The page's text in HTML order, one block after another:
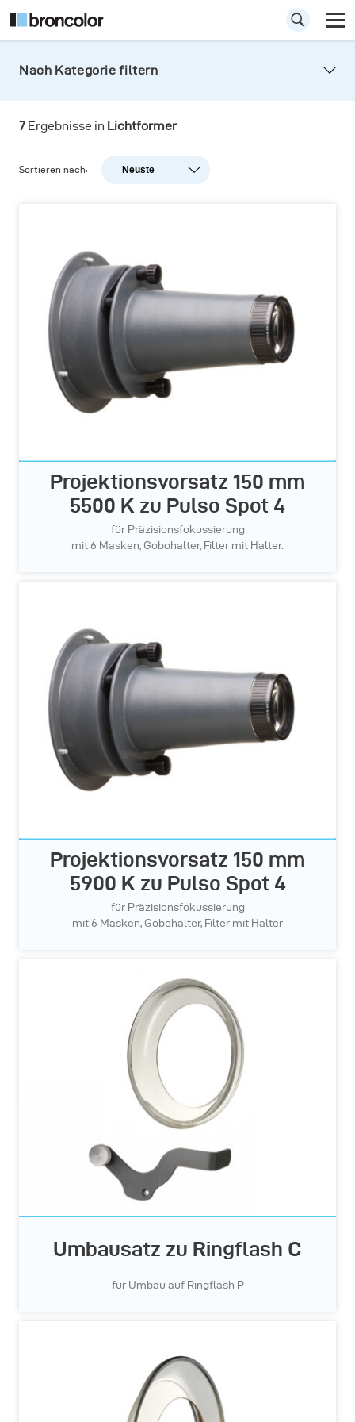
Nach Kategorie filtern
7 Ergebnisse in Lichtformer
Sortieren nach: Neuste
Neuste
Z-A
Projektionsvorsatz 150 mm
5500 K zu Pulso Spot 4
für Präzisionsfokussierung
mit 6 Masken, Gobohalter, Filter mit Halter.
Projektionsvorsatz 150 mm
5900 K zu Pulso Spot 4
für Präzisionsfokussierung
mit 6 Masken, Gobohalter, Filter mit Halter
Umbausatz zu Ringflash C
für Umbau auf Ringflash P